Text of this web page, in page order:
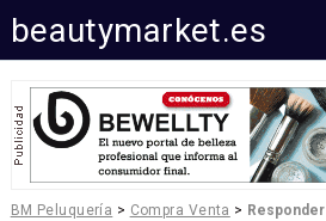
beautymarket.es
BM Peluquería > Compra Venta > Responder